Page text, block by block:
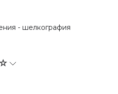
- шелкография